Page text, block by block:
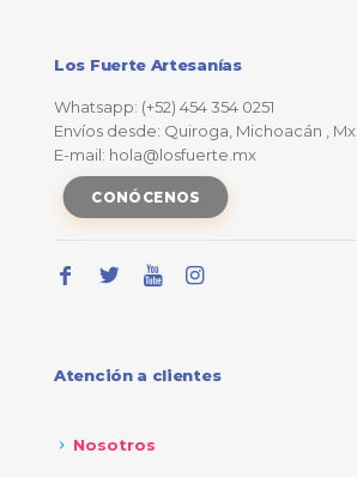
Los Fuerte Artesanías
Whatsapp: (+52) 454 354 0251
Envíos desde: Quiroga, Michoacán , Mx.
E-mail: hola@losfuerte.mx
CONÓCENOS
Atención a clientes
Nosotros